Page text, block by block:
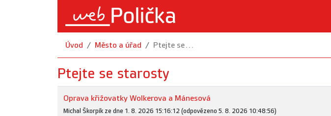
Úvod Město a úřad Ptejte se...
Ptejte se starosty
Oprava křižovatky Wolkerova a Mánesová
Michal Škorpík ze dne 1. 8. 2026 15:16:12 (odpovězeno 5. 8. 2026 10:48:56)